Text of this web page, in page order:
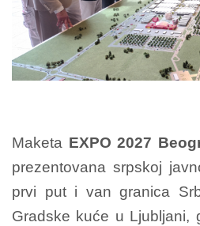
Maketa EXPO 2027
prezentovana srpskoj
prvi put i van granica
Gradske kuće u Ljubljani,